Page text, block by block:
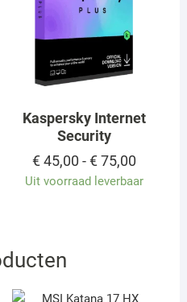
Kaspersky Internet
Security
€45,00 - €75,00
tot
Uit voorraad leverbaar